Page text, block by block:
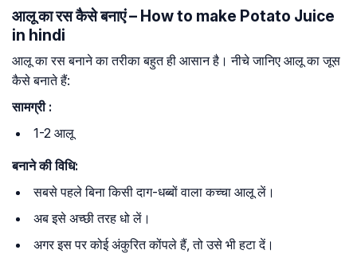
आलू का रस कैसे बनाएं – How to make Potato Juice
in hindi
आलू का रस बनाने का तरीका बहुत ही आसान है। नीचे जानिए आलू का जूस
कैसे बनाते हैं:
सामग्री :
1-2 आलू
बनाने की विधि:
सबसे पहले बिना किसी दाग-धब्बों वाला कच्चा आलू लें।
अब इसे अच्छी तरह धो लें।
अगर इस पर कोई अंकुरित कोंपले हैं, तो उसे भी हटा दें।